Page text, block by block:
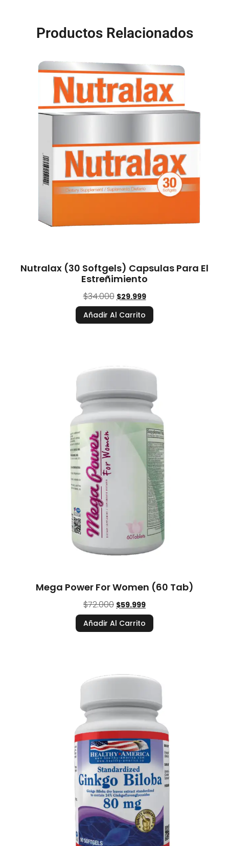
Productos Relacionados
Nutralax (30 Softgels) Capsulas Para El
Estreñimiento
$34.000 $29.999
Añadir Al Carrito
Mega Power For Women (60 Tab)
$72.000 $59.999
Añadir Al Carrito